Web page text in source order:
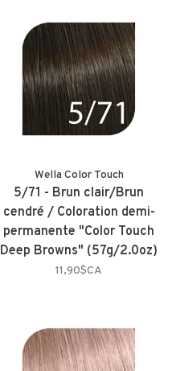
Wella Color Touch
5/71 - Brun clair/Brun
cendré / Coloration demi-
permanente "Color Touch
Deep Browns" (57g/2.0oz)
11,90$CA